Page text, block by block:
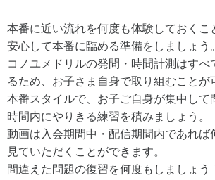
本番に近い流れを何度も体験しておくこ
安心して本番に臨める準備をしましょう。
コノユメドリルの発問・時間計測はすべ
るため、お子さま自身で取り組むことが
本番スタイルで、お子ご自身が集中して
時間内にやりきる練習を積みましょう。
動画は入会期間中・配信期間内であれば
見ていただくことができます。
間違えた問題の復習を何度もしましょう